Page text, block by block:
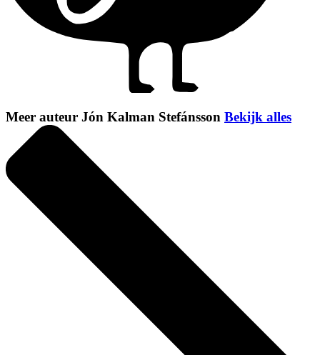
Meer auteur Jón Kalman Stefánsson Bekijk alles